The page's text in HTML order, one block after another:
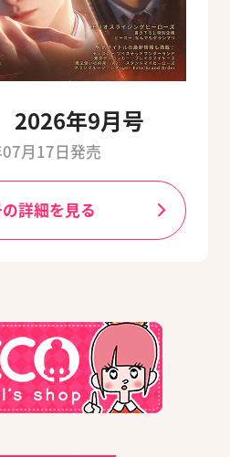
年9月号
月17日発売
詳細を見る